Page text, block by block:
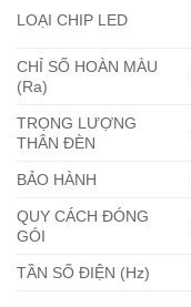
LOẠI CHIP LED
CHỈ SỐ HOÀN MÀU
(Ra)
TRỌNG LƯỢNG
THÂN ĐÈN
BẢO HÀNH
QUY CÁCH ĐÓNG
GÓI
TẦN SỐ ĐIỆN (Hz)